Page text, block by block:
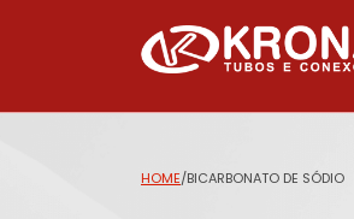
HOME/BICARBONATO DE SÓDIO